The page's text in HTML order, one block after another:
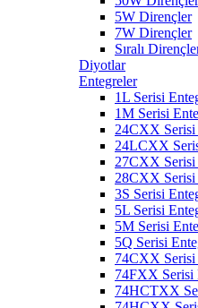
5W Dirençler
7W Dirençler
Sıralı
Diyotlar
Entegreler
1L Serisi
1M Serisi
24CXX Serisi
24LCXX
27CXX Serisi
28CXX Serisi
3S Serisi
5L Serisi
5M Serisi
5Q Serisi
74CXX Serisi
74FXX Serisi
74HCTXX